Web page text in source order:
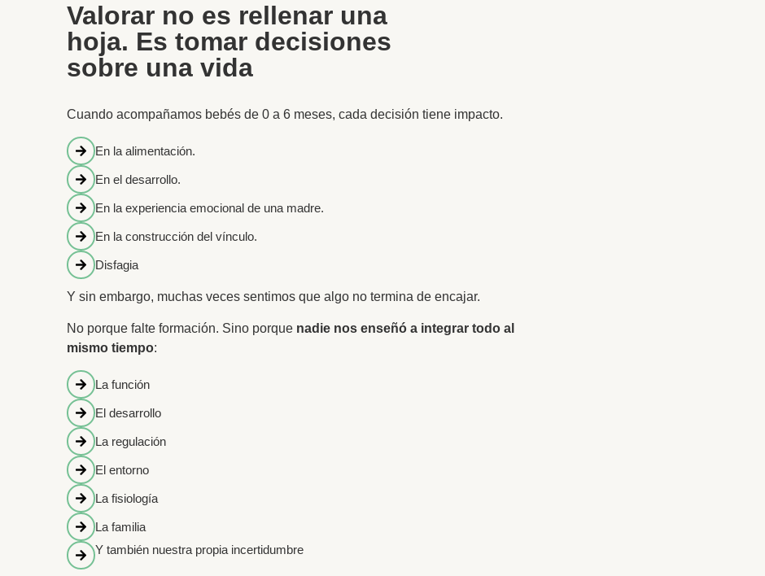
Valorar no es rellenar una
hoja. Es tomar decisiones
sobre una vida
Cuando acompañamos bebés de 0 a 6 meses, cada decisión tiene impacto.
En la alimentación.
En el desarrollo.
En la experiencia emocional de una madre.
En la construcción del vínculo.
Disfagia
Y sin embargo, muchas veces sentimos que algo no termina de encajar.
No porque falte formación. Sino porque nadie nos enseñó a integrar todo al
mismo tiempo:
La función
El desarrollo
La regulación
El entorno
La fisiología
La familia
Y también nuestra propia incertidumbre